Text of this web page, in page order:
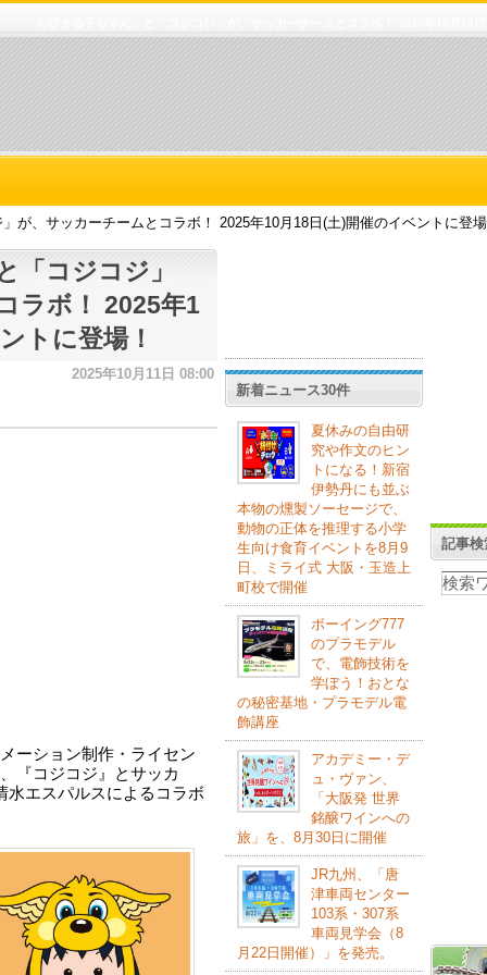
が、サッカーチームとコラボ！ 2025年10月18日(土)開催のイベントに登
「コジコジ」
ラボ！ 2025年1
トに登場！
2025年10月11日 08:00
ーション制作・ライセン
『コジコジ』とサッカ
水エスパルスによるコラボ
新着ニュース30件
夏休みの自由研
究や作文のヒン
トになる！新宿
伊勢丹にも並ぶ
本物の燻製ソーセージで、
動物の正体を推理する小学
生向け食育イベントを8月9
日、ミライ式 大阪・玉造上
町校で開催
ボーイング777
のプラモデル
で、電飾技術を
学ぼう！おとな
の秘密基地・プラモデル電
飾講座
アカデミー・デ
ュ・ヴァン、
「大阪発 世界
銘醸ワインへの
旅」を、8月30日に開催
JR九州、「唐
津車両センター
103系・307系
車両見学会（8
月22日開催）」を発売。
記事検